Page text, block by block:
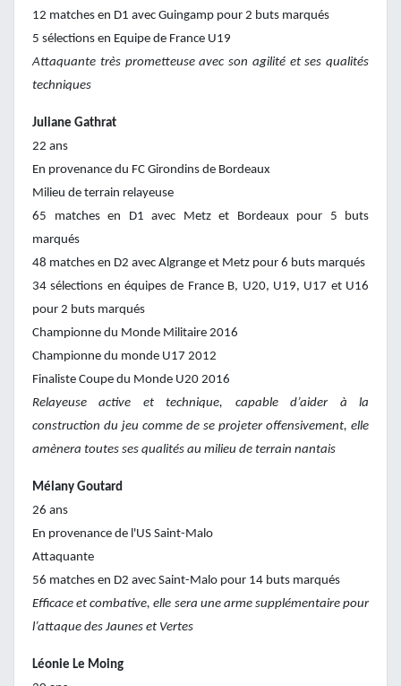
12 matches en D1 avec Guingamp pour 2 buts marqués
5 sélections en Equipe de France U19
Attaquante très prometteuse avec son agilité et ses qualités
techniques
Juliane Gathrat
22 ans
En provenance du FC Girondins de Bordeaux
Milieu de terrain relayeuse
65 matches en D1 avec Metz et Bordeaux pour 5 buts
marqués
48 matches en D2 avec Algrange et Metz pour 6 buts marqués
34 sélections en équipes de France B, U20, U19, U17 et U16
pour 2 buts marqués
Championne du Monde Militaire 2016
Championne du monde U17 2012
Finaliste Coupe du Monde U20 2016
Relayeuse active et technique, capable d’aider à la
construction du jeu comme de se projeter offensivement, elle
amènera toutes ses qualités au milieu de terrain nantais
Mélany Goutard
26 ans
En provenance de l'US Saint-Malo
Attaquante
56 matches en D2 avec Saint-Malo pour 14 buts marqués
Efficace et combative, elle sera une arme supplémentaire pour
l’attaque des Jaunes et Vertes
Léonie Le Moing